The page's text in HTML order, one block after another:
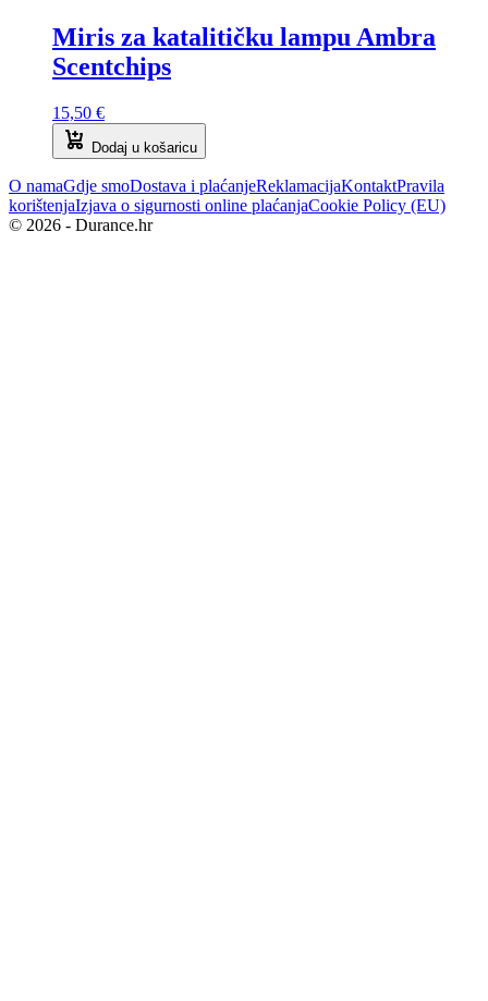
Miris za katalitičku lampu Ambra
Scentchips
15,50 €
Dodaj u košaricu
O namaGdje smoDostava i plaćanjeReklamacijaKontaktPravila
korištenjaIzjava o sigurnosti online plaćanjaCookie Policy (EU)
© 2026 - Durance.hr